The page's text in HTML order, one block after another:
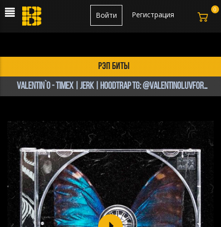
Регистрация
Войти
рэп биты
Valentin`o - TimeX | jerk | hoodtrap Tg: @valentinoluvforbeats
0